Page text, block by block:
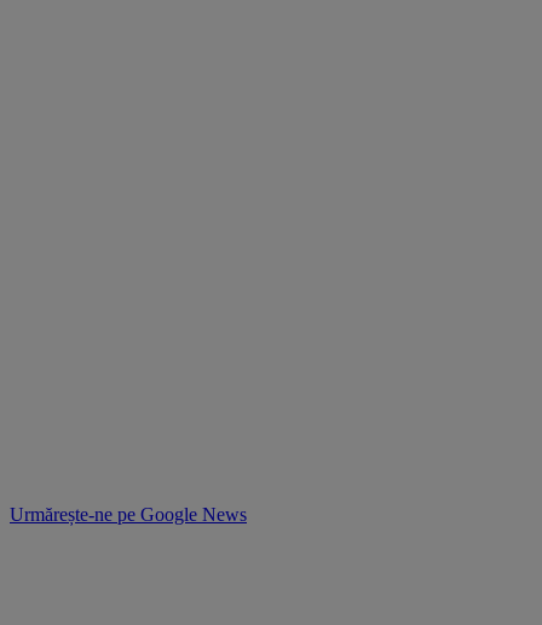
Urmărește-ne pe Google News